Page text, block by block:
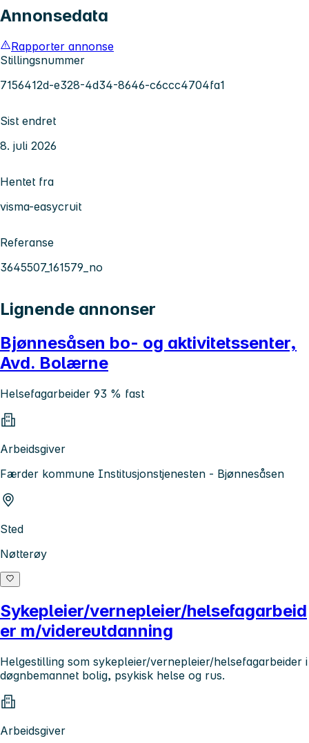
Annonsedata
Rapporter annonse
Stillingsnummer
7156412d-e328-4d34-8646-c6ccc4704fa1
Sist endret
8. juli 2026
Hentet fra
visma-easycruit
Referanse
3645507_161579_no
Lignende annonser
Bjønnesåsen bo- og aktivitetssenter,
Avd. Bolærne
Helsefagarbeider 93 % fast
Arbeidsgiver
Færder kommune Institusjonstjenesten - Bjønnesåsen
Sted
Nøtterøy
Sykepleier/vernepleier/helsefagarbeid
er m/videreutdanning
Helgestilling som sykepleier/vernepleier/helsefagarbeider i
døgnbemannet bolig, psykisk helse og rus.
Arbeidsgiver